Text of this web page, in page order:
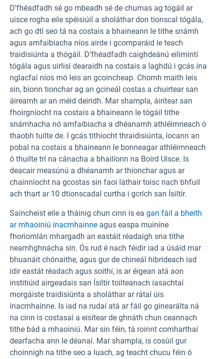
D’fhéadfadh sé go mbeadh sé de chumas ag tógáil ar
uisce rogha eile spéisiúil a sholáthar don tionscal tógála,
ach go dtí seo tá na costais a bhaineann le tithe snámh
agus amfaibiacha níos airde i gcomparáid le teach
traidisiúnta a thógáil. D’fhéadfadh caighdeánú eilimintí
tógála agus uirlisí dearaidh na costais a laghdú i gcás ina
nglacfaí níos mó leis an gcoincheap. Chomh maith leis
sin, bíonn tionchar ag an gcineál costas a chuirtear san
áireamh ar an méid deiridh. Mar shampla, áirítear san
fhoirgníocht na costais a bhaineann le tógáil tithe
snámhacha nó amfaibiacha a dhéanamh athléimneach ó
thaobh tuilte de. I gcás tithíocht thraidisiúnta, íocann an
pobal na costais a bhaineann le bonneagar athléimneach
ó thuilte trí na cánacha a bhailíonn na Boird Uisce. Is
deacair measúnú a dhéanamh ar thionchar agus ar
chainníocht na gcostas sin faoi láthair toisc nach bhfuil
ach thart ar 10 dtionscadal curtha i gcrích san Ísiltír.
Saincheist eile a tháinig chun cinn is ea gan fáil a bheith
ar mhaoiniú inacmhainne agus easpa muiníne
fhoriomlán mhargadh an eastáit réadaigh sna tithe
neamhghnácha sin. Ós rud é nach féidir iad a úsáid mar
bhuanáit chónaithe, agus gur de chineál hibrideach iad
idir eastát réadach agus soithí, is ar éigean atá aon
institiúid airgeadais san Ísiltír toilteanach iasachtaí
morgáiste traidisiúnta a sholáthar ar rátaí úis
inacmhainne. Is iad na rudaí atá ar fáil go ginearálta ná
na cinn is costasaí a eisítear de ghnáth chun ceannach
tithe bád a mhaoiniú. Mar sin féin, tá roinnt comharthaí
dearfacha ann le déanaí. Mar shampla, is cosúil gur
choinnigh na tithe seo a luach, ag teacht chucu féin ó